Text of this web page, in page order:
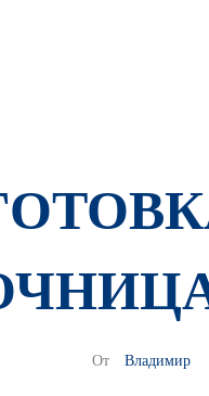
От Владимир